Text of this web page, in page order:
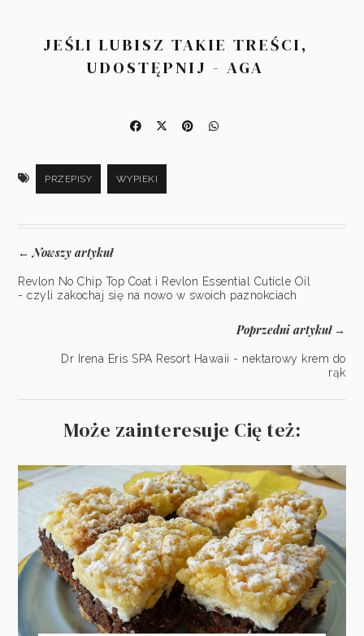
JEŚLI LUBISZ TAKIE TREŚCI,
UDOSTĘPNIJ - AGA
PRZEPISY WYPIEKI
←Nowszy artykuł
Revlon No Chip Top Coat i Revlon Essential Cuticle Oil
- czyli zakochaj się na nowo w swoich paznokciach
Poprzedni artykuł→
Dr Irena Eris SPA Resort Hawaii - nektarowy krem do
rąk
Może zainteresuje Cię też: